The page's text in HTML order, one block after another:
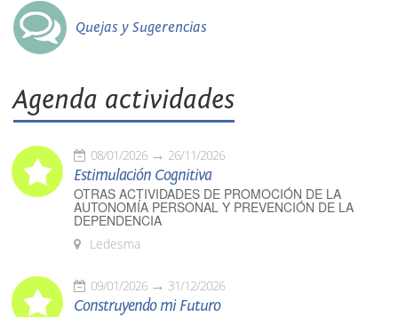
Quejas y Sugerencias
Agenda actividades
08/01/2026 26/11/2026
Estimulación Cognitiva
OTRAS ACTIVIDADES DE PROMOCIÓN DE LA
AUTONOMÍA PERSONAL Y PREVENCIÓN DE LA
DEPENDENCIA
Ledesma
09/01/2026 31/12/2026
Construyendo mi Futuro